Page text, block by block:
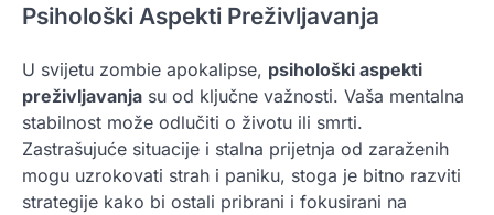
Psihološki Aspekti Preživljavanja
U svijetu zombie apokalipse, psihološki aspekti
preživljavanja su od ključne važnosti. Vaša mentalna
stabilnost može odlučiti o životu ili smrti.
Zastrašujuće situacije i stalna prijetnja od zaraženih
mogu uzrokovati strah i paniku, stoga je bitno razviti
strategije kako bi ostali pribrani i fokusirani na